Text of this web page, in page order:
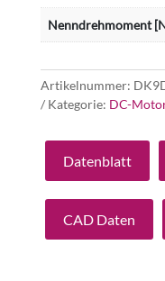
Nenndrehmoment
Artikelnummer:
Kategorie: DC-
Datenblatt
CAD Daten